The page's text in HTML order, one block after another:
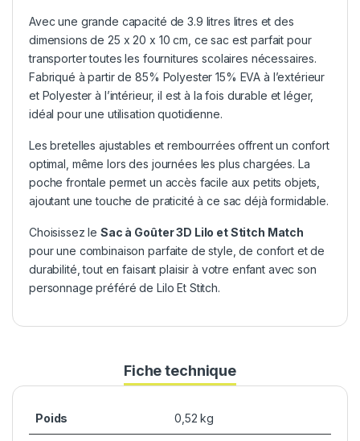
Avec une grande capacité de 3.9 litres litres et des
dimensions de 25 x 20 x 10 cm, ce sac est parfait pour
transporter toutes les fournitures scolaires nécessaires.
Fabriqué à partir de 85% Polyester 15% EVA à l’extérieur
et Polyester à l’intérieur, il est à la fois durable et léger,
idéal pour une utilisation quotidienne.
Les bretelles ajustables et rembourrées offrent un confort
optimal, même lors des journées les plus chargées. La
poche frontale permet un accès facile aux petits objets,
ajoutant une touche de praticité à ce sac déjà formidable.
Choisissez leSac à Goûter 3D Lilo et Stitch Match
pour une combinaison parfaite de style, de confort et de
durabilité, tout en faisant plaisir à votre enfant avec son
personnage préféré de Lilo Et Stitch.
Fiche technique
Poids 0,52 kg